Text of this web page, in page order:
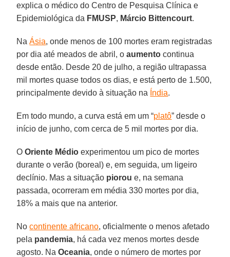
explica o médico do Centro de Pesquisa Clínica e
Epidemiológica da FMUSP, Márcio Bittencourt.
NaÁsia, onde menos de 100 mortes eram registradas
por dia até meados de abril, oaumento continua
desde então. Desde 20 de julho, a região ultrapassa
mil mortes quase todos os dias, e está perto de 1.500,
principalmente devido à situação na Índia.
Em todo mundo, a curva está em um “platô” desde o
início de junho, com cerca de 5 mil mortes por dia.
OOriente Médio experimentou um pico de mortes
durante o verão (boreal) e, em seguida, um ligeiro
declínio. Mas a situação piorou e, na semana
passada, ocorreram em média 330 mortes por dia,
18% a mais que na anterior.
Nocontinente africano, oficialmente o menos afetado
pela pandemia, há cada vez menos mortes desde
agosto. NaOceania, onde o número de mortes por